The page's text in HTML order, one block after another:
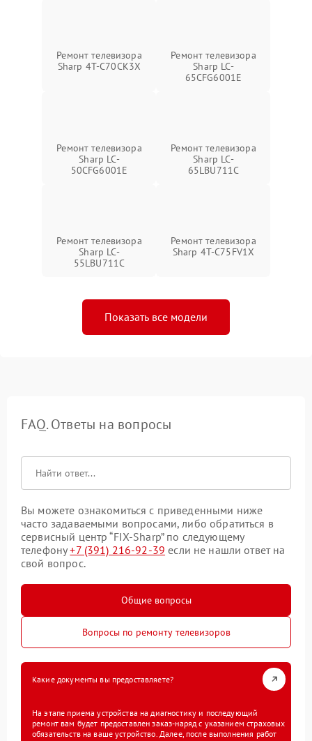
Ремонт телевизора
Sharp 4T-C70CK3X
Ремонт телевизора
Sharp LC-
65CFG6001E
Ремонт телевизора
Sharp LC-
50CFG6001E
Ремонт телевизора
Sharp LC-
65LBU711C
Ремонт телевизора
Sharp LC-
55LBU711C
Ремонт телевизора
Sharp 4T-C75FV1X
Показать все модели
FAQ. Ответы на вопросы
Вы можете ознакомиться с приведенными ниже
часто задаваемыми вопросами, либо обратиться в
сервисный центр “FIX-Sharp” по следующему
телефону+7 (391) 216-92-39 если не нашли ответ на
свой вопрос.
Общие вопросы
Вопросы по ремонту телевизоров
Какие документы вы предоставляете?
На этапе приема устройства на диагностику и последующий
ремонт вам будет предоставлен заказ-наряд с указанием страховых
обязательств на ваше устройство. Далее, после выполнения работ